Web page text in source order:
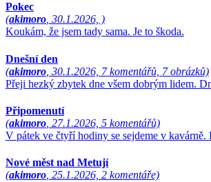
Pokec
(akimoro, 30.1.2026, )
Koukám, že jsem tady sama. Je to škoda.
Dnešní den
(akimoro , 30.1.2026, 7 komentářů, 7 obrázků)
Přeji hezký zbytek dne všem dobrým lidem.
Připomenutí
(akimoro , 27.1.2026, 5 komentářů)
V pátek ve čtyří hodiny se sejdeme v
Nové měst nad Metují
(akimoro , 25.1.2026, 2 komentáře)